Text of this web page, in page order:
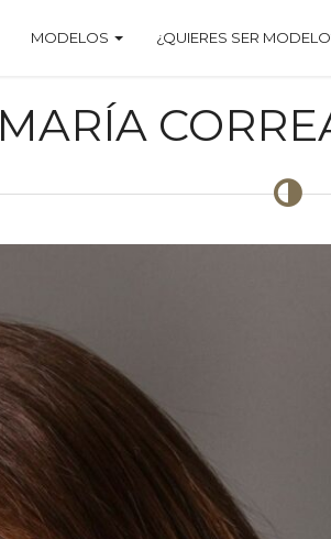
MODELOS ¿QUIERES SER
MARÍA